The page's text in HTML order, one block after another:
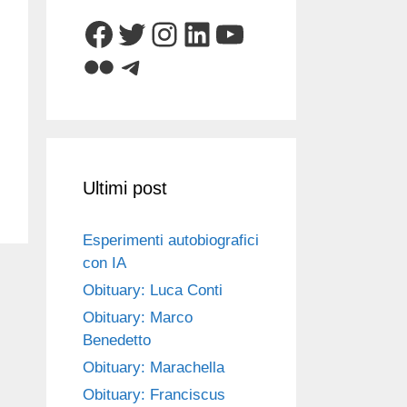
Facebook
Twitter
Instagram
LinkedIn
YouTube
FlickrTelegram
Ultimi post
Esperimenti autobiografici
con IA
Obituary: Luca Conti
Obituary: Marco
Benedetto
Obituary: Marachella
Obituary: Franciscus